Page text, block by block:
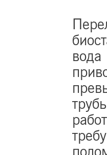
вода